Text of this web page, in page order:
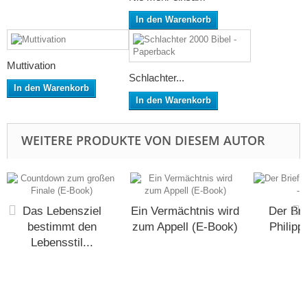
In den Warenkorb
Muttivation
In den Warenkorb
Schlachter...
In den Warenkorb
WEITERE PRODUKTE VON DIESEM AUTOR
Das Lebensziel
bestimmt den
Lebensstil...
Ein Vermächtnis wird
zum Appell (E-Book)
Der